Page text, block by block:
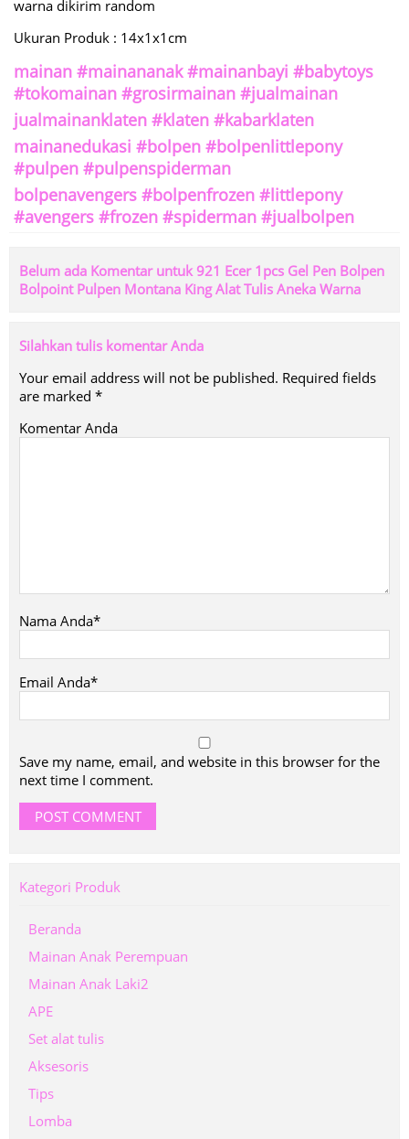
warna dikirim random
Ukuran Produk : 14x1x1cm
mainan #mainananak #mainanbayi #babytoys
#tokomainan #grosirmainan #jualmainan
jualmainanklaten #klaten #kabarklaten
mainanedukasi #bolpen #bolpenlittlepony
#pulpen #pulpenspiderman
bolpenavengers #bolpenfrozen #littlepony
#avengers #frozen #spiderman #jualbolpen
Belum ada Komentar untuk 921 Ecer 1pcs Gel Pen Bolpen
Bolpoint Pulpen Montana King Alat Tulis Aneka Warna
Silahkan tulis komentar Anda
Your email address will not be published. Required fields
are marked *
Komentar Anda
Nama Anda*
Email Anda*
Save my name, email, and website in this browser for the
next time I comment.
Kategori Produk
Beranda
Mainan Anak Perempuan
Mainan Anak Laki2
APE
Set alat tulis
Aksesoris
Tips
Lomba